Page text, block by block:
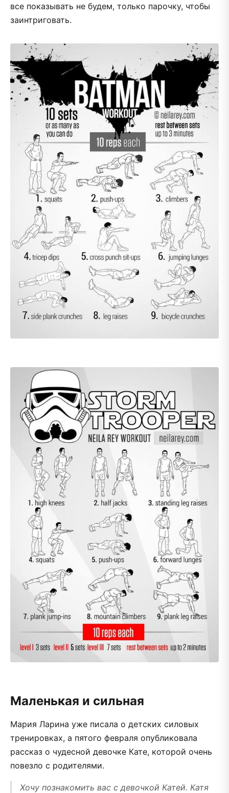
все показывать не будем, только парочку, чтобы
заинтриговать.
Маленькая и сильная
Мария Ларина уже писала о детских силовых
тренировках, а пятого февраля опубликовала
рассказ о чудесной девочке Кате, которой очень
повезло с родителями.
Хочу познакомить вас с девочкой Катей. Катя